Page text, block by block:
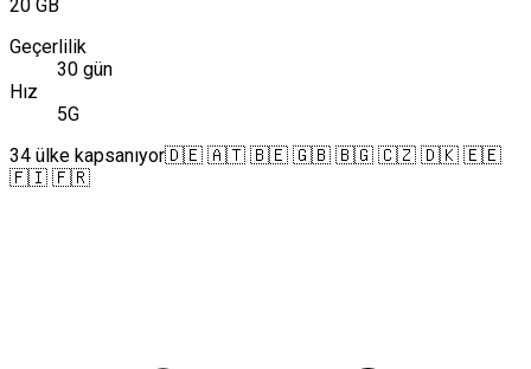
20 GB
Geçerlilik
30 gün
Hız
5G
34 ülke kapsanıyor🇩🇪 🇦🇹 🇧🇪 🇬🇧 🇧🇬 🇨🇿 🇩🇰 🇪🇪
🇫🇮 🇫🇷